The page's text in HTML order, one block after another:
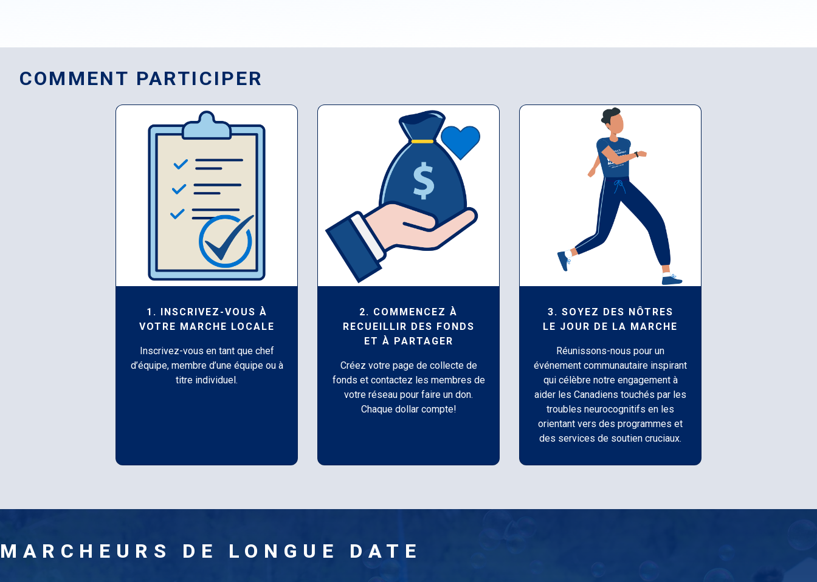
COMMENT PARTICIPER
1. INSCRIVEZ-VOUS À
VOTRE MARCHE LOCALE
Inscrivez-vous en tant que chef
d’équipe, membre d’une équipe ou à
titre individuel.
2. COMMENCEZ À
RECUEILLIR DES FONDS
ET À PARTAGER
Créez votre page de collecte de
fonds et contactez les membres de
votre réseau pour faire un don.
Chaque dollar compte!
3. SOYEZ DES NÔTRES
LE JOUR DE LA MARCHE
Réunissons-nous pour un
événement communautaire inspirant
qui célèbre notre engagement à
aider les Canadiens touchés par les
troubles neurocognitifs en les
orientant vers des programmes et
des services de soutien cruciaux.
MARCHEURS DE LONGUE DATE